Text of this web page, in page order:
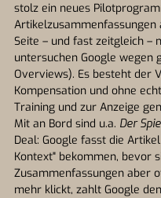
stolz ein neues
Artikelzusammenfassungen
Seite – und fast zeitgleich –
untersuchen Google wegen
Overviews). Es besteht der
Kompensation und ohne
Training und zur Anzeige
Mit an Bord sind u.a. Der
Deal: Google fasst die
Kontext" bekommen, bevor
Zusammenfassungen aber
mehr klickt, zahlt Google